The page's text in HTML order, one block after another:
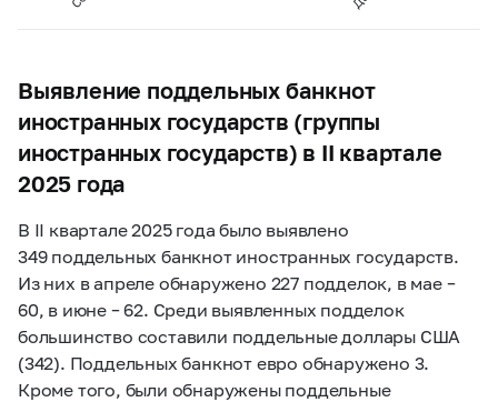
Выявление поддельных банкнот
иностранных государств (группы
иностранных государств) в II квартале
2025 года
В II квартале 2025 года было выявлено
349 поддельных банкнот иностранных государств.
Из них в апреле обнаружено 227 подделок, в мае –
60, в июне – 62. Среди выявленных подделок
большинство составили поддельные доллары США
(342). Поддельных банкнот евро обнаружено 3.
Кроме того, были обнаружены поддельные